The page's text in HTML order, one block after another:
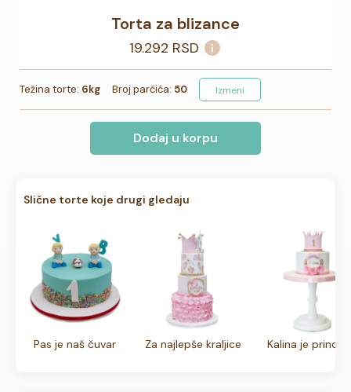
Torta za blizance
19.292 RSD
Težina torte: 6kg Broj parčića: 50 Izmeni
Dodaj u korpu
Slične torte koje drugi gledaju
Pas je naš čuvar Za najlepše kraljice Kalina je